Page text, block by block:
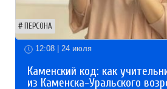
ПЕРСОНА
12:08 | 24 июля
Каменский код: как
из Каменска-Уральского